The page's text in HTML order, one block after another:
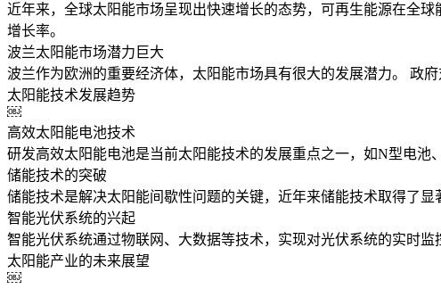
近年来，全球太阳能市场呈现出快速增长的态势，可再生能源在全
增长率。
波兰太阳能市场潜力巨大
波兰作为欧洲的重要经济体，太阳能市场具有很大的发展潜力。 政
太阳能技术发展趋势
￼
高效太阳能电池技术
研发高效太阳能电池是当前太阳能技术的发展重点之一，如N型电池
储能技术的突破
储能技术是解决太阳能间歇性问题的关键，近年来储能技术取得了
智能光伏系统的兴起
智能光伏系统通过物联网、大数据等技术，实现对光伏系统的实时
太阳能产业的未来展望
￼